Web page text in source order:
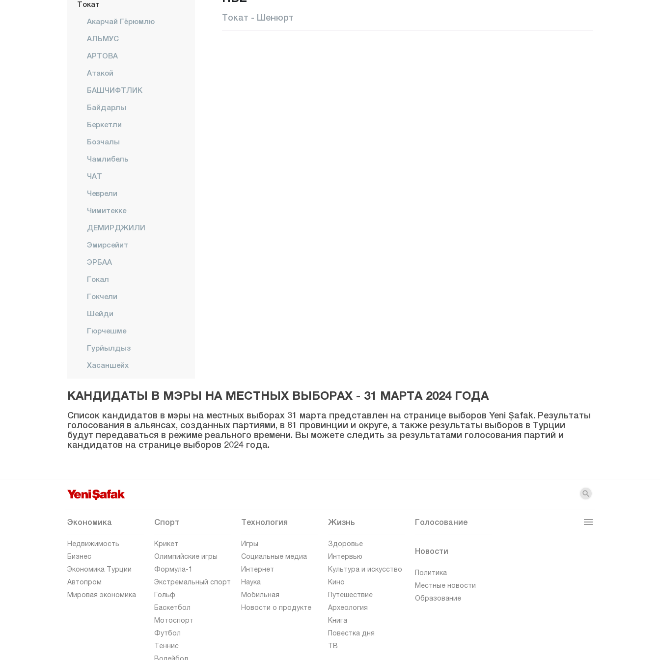
Токат
Акарчай Гёрюмлю
АЛЬМУС
АРТОВА
Атакой
БАШЧИФТЛИК
Байдарлы
Беркетли
Бозчалы
Чамлибель
ЧАТ
Чеврели
Чимитекке
ДЕМИРДЖИЛИ
Эмирсейит
ЭРБАА
Гокал
Гокчели
Шейди
Гюрчешме
Гурйылдыз
Хасаншейх
Караяка
КЫНЫК
Центр
НИКСАР
Шенюрт
Серенли
Таноба
ТУРХАЛ
Узюмёрен
Токат - Шенюрт
КАНДИДАТЫ В МЭРЫ НА МЕСТНЫХ ВЫБОРАХ - 31 МАРТА 2024 ГОДА
Список кандидатов в мэры на местных выборах 31 марта представлен на странице выборов Yeni Şafak. Результаты
голосования в альянсах, созданных партиями, в 81 провинции и округе, а также результаты выборов в Турции
будут передаваться в режиме реального времени. Вы можете следить за результатами голосования партий и
кандидатов на странице выборов 2024 года.
Экономика
Недвижимость
Бизнес
Экономика Турции
Автопром
Мировая экономика
Спорт
Крикет
Олимпийские игры
Формула-1
Экстремальный спорт
Гольф
Баскетбол
Мотоспорт
Футбол
Теннис
Технология
Игры
Социальные медиа
Интернет
Наука
Мобильная
Новости о продукте
Жизнь
Здоровье
Интервью
Культура и искусство
Кино
Путешествие
Археология
Книга
Повестка дня
ТВ
Голосование
Новости
Политика
Местные новости
Образование